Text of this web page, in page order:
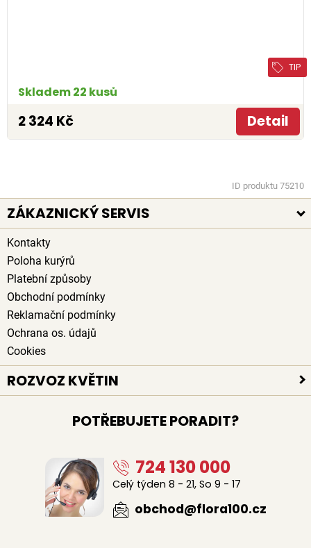
TIP
Skladem 22 kusů
2 324 Kč Detail
ID produktu 75210
ZÁKAZNICKÝ SERVIS
Kontakty
Poloha kurýrů
Platební způsoby
Obchodní podmínky
Reklamační podmínky
Ochrana os. údajů
Cookies
ROZVOZ KVĚTIN
Rozvoz květin po celé ČR
Doručení květin zdarma
Sledujte kurýra při doručení
Naši lidé na doručení květin
Odkud květiny rozvážíme
POTŘEBUJETE PORADIT?
724 130 000
Celý týden 8 - 21, So 9 - 17
obchod@flora100.cz